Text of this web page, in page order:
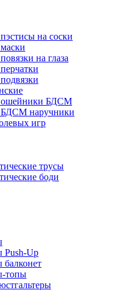
на соски
на глаза
ошейники БДСМ
БДСМ наручники
игр
трусы
боди
Push-Up
балконет
топы